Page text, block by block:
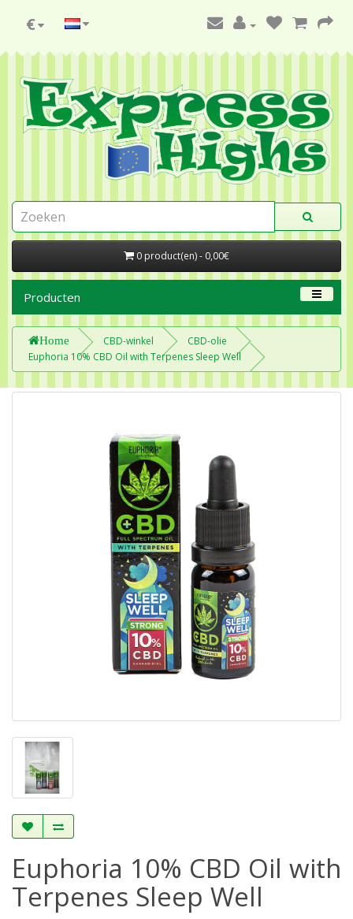
€
0 product(en) - 0,00€
Producten
Home CBD-winkel
CBD-olie
Euphoria 10% CBD Oil with Terpenes Sleep Well
Euphoria 10% CBD Oil with
Terpenes Sleep Well